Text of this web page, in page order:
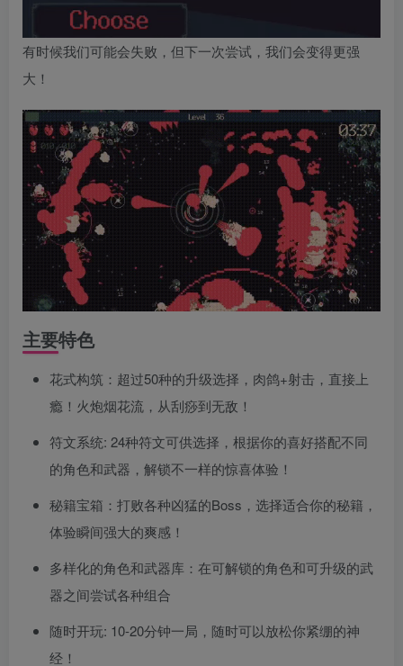
有时候我们可能会失败，但下一次尝试，我们会变得更强
大！
主要特色
花式构筑：超过50种的升级选择，肉鸽+射击，直接上
瘾！火炮烟花流，从刮痧到无敌！
符文系统: 24种符文可供选择，根据你的喜好搭配不同
的角色和武器，解锁不一样的惊喜体验！
秘籍宝箱：打败各种凶猛的Boss，选择适合你的秘籍，
体验瞬间强大的爽感！
多样化的角色和武器库：在可解锁的角色和可升级的武
器之间尝试各种组合
随时开玩: 10-20分钟一局，随时可以放松你紧绷的神
经！